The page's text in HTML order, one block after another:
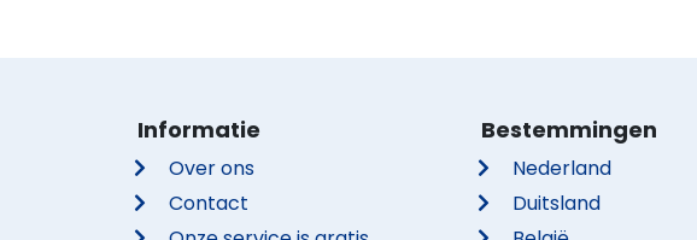
Informatie
Over ons
Contact
Bestemmingen
Nederland
Duitsland